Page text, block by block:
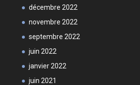
décembre 2022
novembre 2022
septembre 2022
juin 2022
janvier 2022
juin 2021